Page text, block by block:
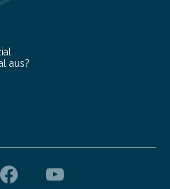
sie besteht die weltweite
aus?